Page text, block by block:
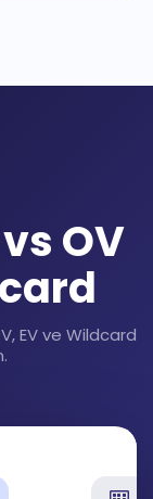
OV
EV ve Wildcard